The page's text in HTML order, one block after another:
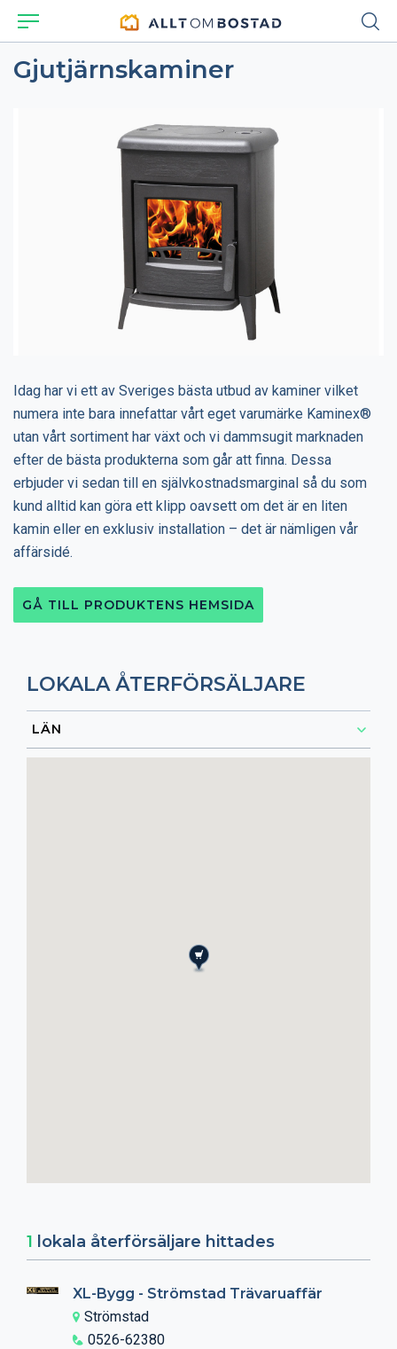
Gjutjärnskaminer
Idag har vi ett av Sveriges bästa utbud av kaminer vilket
numera inte bara innefattar vårt eget varumärke Kaminex®
utan vårt sortiment har växt och vi dammsugit marknaden
efter de bästa produkterna som går att finna. Dessa
erbjuder vi sedan till en självkostnadsmarginal så du som
kund alltid kan göra ett klipp oavsett om det är en liten
kamin eller en exklusiv installation – det är nämligen vår
affärsidé.
GÅ TILL PRODUKTENS HEMSIDA
LOKALA ÅTERFÖRSÄLJARE
1 lokala återförsäljare hittades
XL-Bygg - Strömstad Trävaruaffär
Strömstad
0526-62380